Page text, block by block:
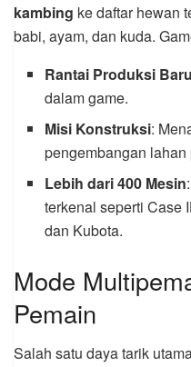
kambing ke daftar hewan
babi, ayam, dan kuda.
Rantai Produksi Baru
dalam game.
Misi Konstruksi:
pengembangan lahan
Lebih dari 400 Mesin
terkenal seperti Case
dan Kubota.
Mode
Pemain
Salah satu daya tarik